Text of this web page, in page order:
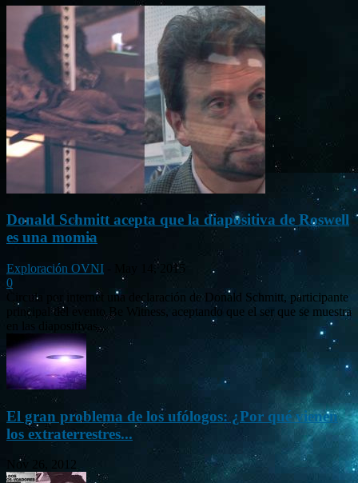
Donald Schmitt acepta que la diapositiva de Roswell
es una momia
Exploración OVNI
May 14, 2015
0
Circula por internet una declaración de Donald Schmitt, participante
principal del evento Be Witness, aceptando que el ser que se muestra
en las diapositivas...
El gran problema de los ufólogos: ¿Por qué vienen
los extraterrestres...
Nov 26, 2012